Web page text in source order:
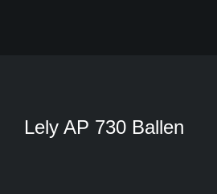
Lely AP 730 Ballen